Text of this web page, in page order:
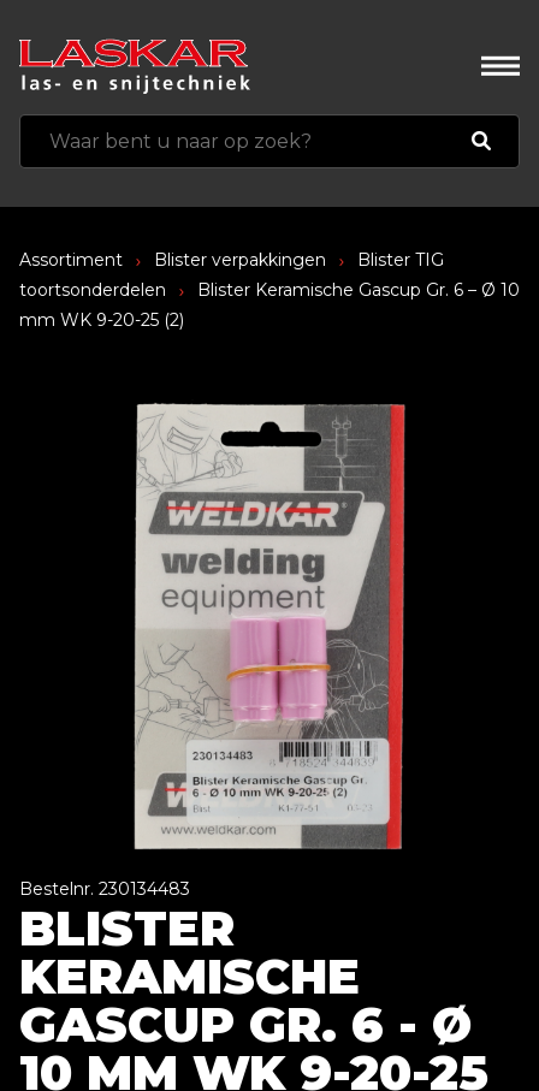
Assortiment Blister verpakkingen
Blister TIG
toortsonderdelen
Blister Keramische Gascup Gr. 6 – Ø 10
mm WK 9-20-25 (2)
Bestelnr. 230134483
BLISTER
KERAMISCHE
GASCUP GR. 6 - Ø
10 MM WK 9-20-25